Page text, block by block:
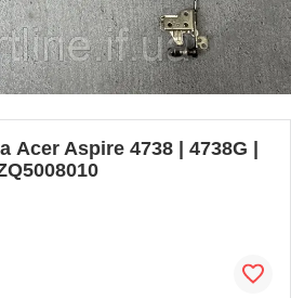
Acer Aspire 4738 | 4738G |